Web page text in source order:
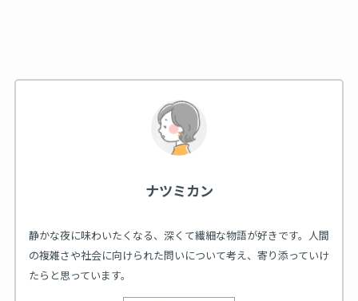
ナツミカン
静かな夜に味わいたくなる、深くて繊細な物語が好きです。人間
の複雑さや社会に向けられた問いについて考え、寄り添っていけ
たらと思っています。